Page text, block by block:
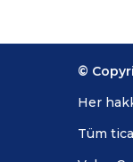
©
Her
Tüm